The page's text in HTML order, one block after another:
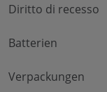
Diritto di recesso
Batterien
Verpackungen